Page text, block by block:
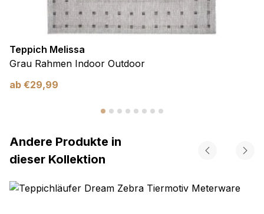
Teppich Melissa
Grau Rahmen Indoor Outdoor
ab €29,99
Andere Produkte in
dieser Kollektion